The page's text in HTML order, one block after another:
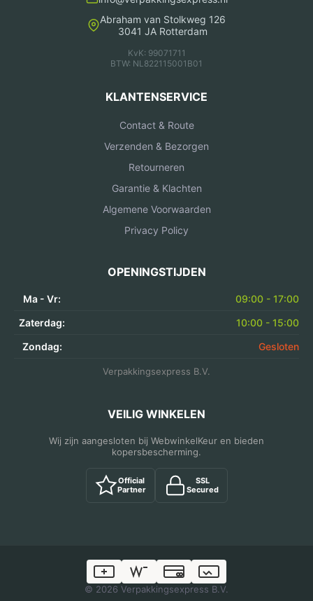
Abraham van Stolkweg 126
3041 JA Rotterdam
KvK: 99071711
BTW: NL822115001B01
KLANTENSERVICE
Contact & Route
Verzenden & Bezorgen
Retourneren
Garantie & Klachten
Algemene Voorwaarden
Privacy Policy
OPENINGSTIJDEN
Ma - Vr:
09:00 - 17:00
Zaterdag:
10:00 - 15:00
Zondag:
Gesloten
Verpakkingsexpress B.V.
VEILIG WINKELEN
Wij zijn aangesloten bij WebwinkelKeur en bieden
kopersbescherming.
Official
Partner
SSL
Secured
© 2026 Verpakkingsexpress B.V.